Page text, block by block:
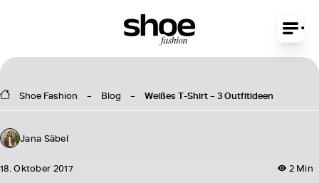
Shoe Fashion Blog Weißes T-Shirt – 3 Outfitideen
Jana Säbel
2 Min
18. Oktober 2017